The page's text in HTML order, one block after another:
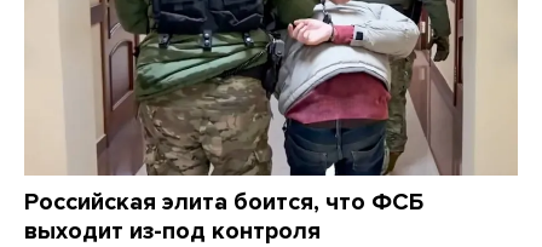
Российская элита боится, что ФСБ
выходит из-под контроля